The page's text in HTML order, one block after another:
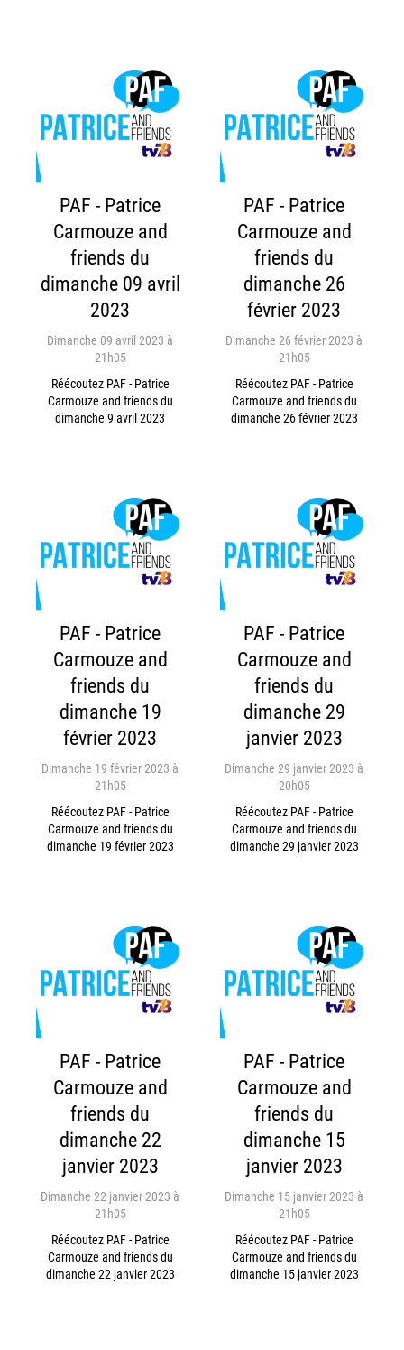
PAF - Patrice
Carmouze and
friends du
dimanche 09 avril
2023
Dimanche 09 avril 2023 à
21h05
Réécoutez PAF - Patrice
Carmouze and friends du
dimanche 9 avril 2023
PAF - Patrice
Carmouze and
friends du
dimanche 26
février 2023
Dimanche 26 février 2023 à
21h05
Réécoutez PAF - Patrice
Carmouze and friends du
dimanche 26 février 2023
PAF - Patrice
Carmouze and
friends du
dimanche 19
février 2023
Dimanche 19 février 2023 à
21h05
Réécoutez PAF - Patrice
Carmouze and friends du
dimanche 19 février 2023
PAF - Patrice
Carmouze and
friends du
dimanche 29
janvier 2023
Dimanche 29 janvier 2023 à
20h05
Réécoutez PAF - Patrice
Carmouze and friends du
dimanche 29 janvier 2023
PAF - Patrice
Carmouze and
friends du
dimanche 22
janvier 2023
Dimanche 22 janvier 2023 à
21h05
Réécoutez PAF - Patrice
Carmouze and friends du
dimanche 22 janvier 2023
PAF - Patrice
Carmouze and
friends du
dimanche 15
janvier 2023
Dimanche 15 janvier 2023 à
21h05
Réécoutez PAF - Patrice
Carmouze and friends du
dimanche 15 janvier 2023